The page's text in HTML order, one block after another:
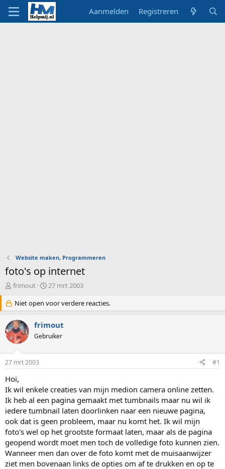
Aanmelden Registreren
Website maken, Programmeren
foto's op internet
O
d
e
r
w
e
s
t
a
r
t
e
r
frimout
S
a
r
d
a
m
27 mrt 2003
Niet open voor verdere reacties.
frimout
Gebruiker
27 mrt 2003 #1
Hoi,
Ik wil enkele creaties van mijn medion camera online zetten.
Ik heb al een pagina gemaakt met tumbnails maar nu wil ik
iedere tumbnail laten doorlinken naar een nieuwe pagina,
ook dat is geen probleem, maar nu komt het. Ik wil mijn
foto's wel op het grootste formaat laten, maar als de pagina
geopend wordt moet men toch de volledige foto kunnen zien.
Wanneer men dan over de foto komt met de muisaanwijzer
ziet men bovenaan links de opties om af te drukken en op te